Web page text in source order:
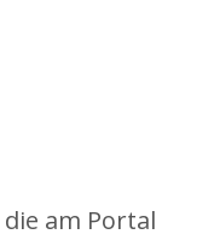
am Portal